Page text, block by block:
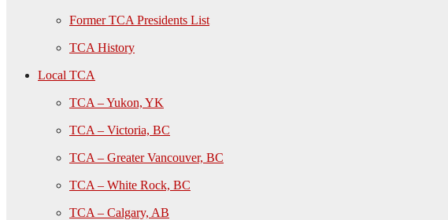
Former TCA Presidents List
TCA History
Local TCA
TCA – Yukon, YK
TCA – Victoria, BC
TCA – Greater Vancouver, BC
TCA – White Rock, BC
TCA – Calgary, AB